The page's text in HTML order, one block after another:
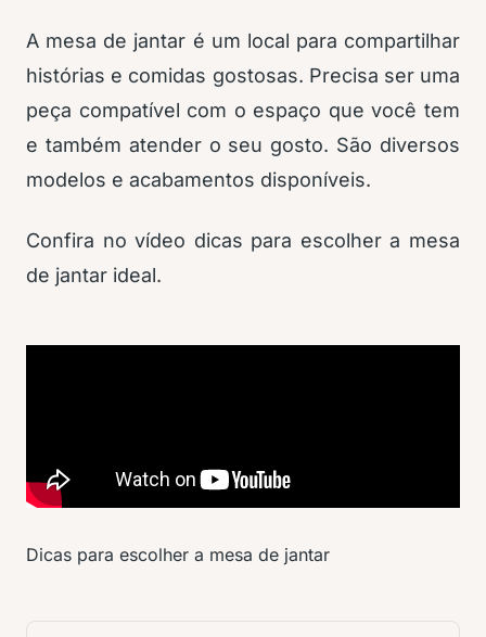
A mesa de jantar é um local para compartilhar
histórias e comidas gostosas. Precisa ser uma
peça compatível com o espaço que você tem
e também atender o seu gosto. São diversos
modelos e acabamentos disponíveis.
Confira no vídeo dicas para escolher a mesa
de jantar ideal.
Dicas para escolher a mesa de jantar